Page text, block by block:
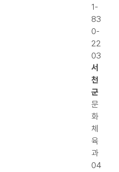
1-
83
0-
22
03
서
천
군
문
화
체
육
과
04